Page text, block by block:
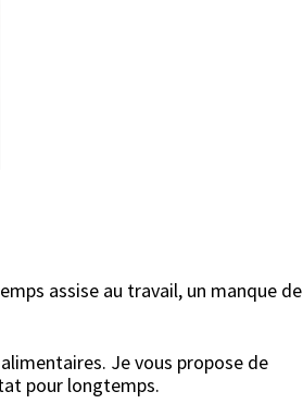
assise au travail, un manque de
Je vous propose de
pour longtemps.